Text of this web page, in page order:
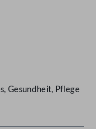
Gesundheit, Pflege